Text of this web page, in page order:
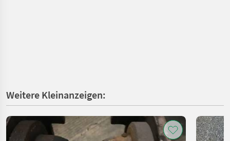
Weitere Kleinanzeigen: